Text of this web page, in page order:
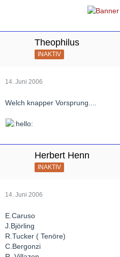
Theophilus
INAKTIV
14. Juni 2006
Welch knapper Vorsprung....
Herbert Henn
INAKTIV
14. Juni 2006
E.Caruso
J.Björling
R.Tucker ( Tenöre)
C.Bergonzi